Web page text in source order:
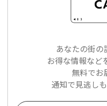
あなたの街の
お得な情報など
無料でお
通知で見逃し